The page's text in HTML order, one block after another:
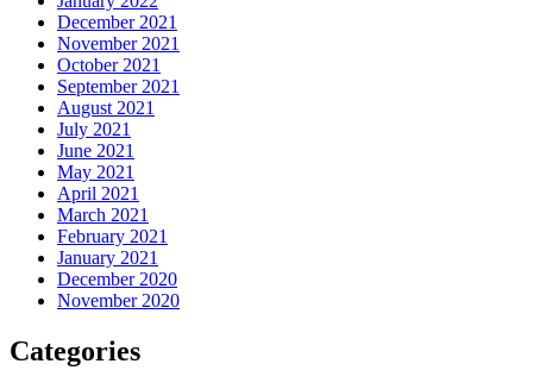
December 2021
November 2021
October 2021
September 2021
August 2021
July 2021
June 2021
May 2021
April 2021
March 2021
February 2021
January 2021
December 2020
November 2020
Categories